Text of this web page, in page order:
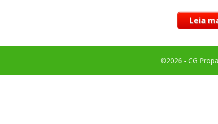
Leia
©2026 - CG